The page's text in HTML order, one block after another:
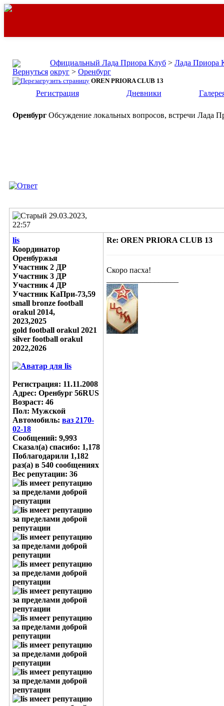
Официальный Лада Приора Клуб > Лада Приора
округ > Оренбург
OREN PRIORA CLUB 13
Регистрация Дневники
Оренбург Обсуждение локальных вопросов, встречи Лада
29.03.2023,
22:57
lis
Координатор
Оренбуржья
Участник 2 ДР
Участник 3 ДР
Участник 4 ДР
Участник КаПри-73,59
small bronze football
orakul 2014,
2023,2025
gold football orakul 2021
silver football orakul
2022,2026
Регистрация: 11.11.2008
Адрес: Оренбург 56RUS
Возраст: 46
Пол: Мужской
Автомобиль: ваз 2170-
02-18
Сообщений: 9,993
Сказал(а) спасибо: 1,178
Поблагодарили 1,182
раз(а) в 540 сообщениях
Вес репутации: 36
Re: OREN PRIORA CLUB 13
Скоро пасха!